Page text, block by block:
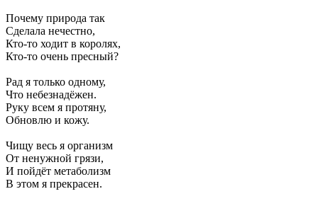
Почему природа так
Сделала нечестно,
Кто-то ходит в королях,
Кто-то очень пресный?
Рад я только одному,
Что небезнадёжен.
Руку всем я протяну,
Обновлю и кожу.
Чищу весь я организм
От ненужной грязи,
И пойдёт метаболизм
В этом я прекрасен.